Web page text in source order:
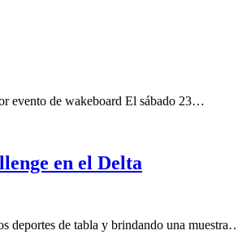
evento de wakeboard El sábado 23…
en el Delta
deportes de tabla y brindando una